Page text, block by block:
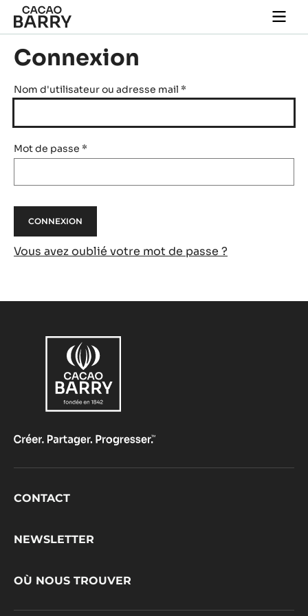
Skip to main content
main
Connexion
Nom d'utilisateur ou adresse mail *
Mot de passe *
Vous avez oublié votre mot de passe ?
Footer
CONTACT
NEWSLETTER
OÙ NOUS TROUVER